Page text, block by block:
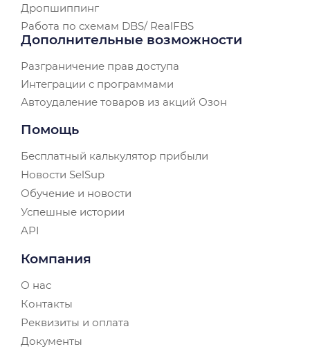
Дропшиппинг
Работа по схемам DBS/ RealFBS
Дополнительные возможности
Разграничение прав доступа
Интеграции с программами
Автоудаление товаров из акций Озон
Помощь
Бесплатный калькулятор прибыли
Новости SelSup
Обучение и новости
Успешные истории
API
Компания
О нас
Контакты
Реквизиты и оплата
Документы